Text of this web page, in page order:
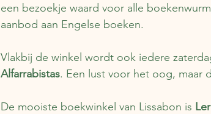
een bezoekje waard voor alle
aanbod aan Engelse boeken.
Vlakbij de winkel wordt ook iedere
Alfarrabistas. Een lust voor het oog, maar
De mooiste boekwinkel van Lissabon is